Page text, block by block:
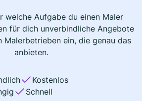
welche Aufgabe du einen Maler
für dich unverbindliche Angebote
Malerbetrieben ein, die genau das
anbieten.
Kostenlos
Schnell